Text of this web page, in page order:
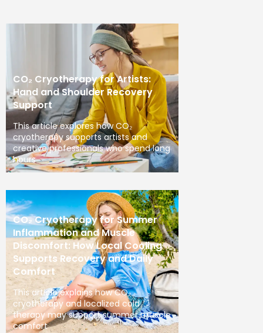
CO₂ Cryotherapy for Artists:
Hand and Shoulder Recovery
Support
This article explores how CO₂
cryotherapy supports artists and
creative professionals who spend long
hours
CO₂ Cryotherapy for Summer
Inflammation and Muscle
Discomfort: How Local Cooling
Supports Recovery and Daily
Comfort
This article explains how CO₂
cryotherapy and localized cold
therapy may support summer muscle
comfort